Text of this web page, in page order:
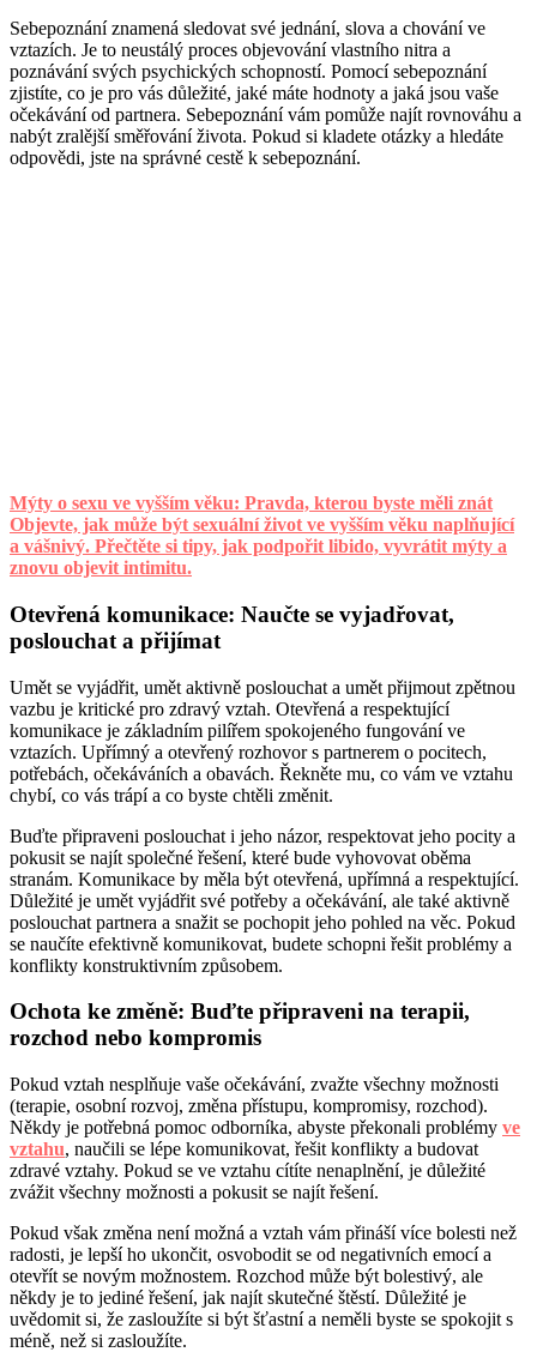
Sebepoznání znamená sledovat své jednání, slova a chování ve
vztazích. Je to neustálý proces objevování vlastního nitra a
poznávání svých psychických schopností. Pomocí sebepoznání
zjistíte, co je pro vás důležité, jaké máte hodnoty a jaká jsou vaše
očekávání od partnera. Sebepoznání vám pomůže najít rovnováhu a
nabýt zralější směřování života. Pokud si kladete otázky a hledáte
odpovědi, jste na správné cestě k sebepoznání.
Mýty o sexu ve vyšším věku: Pravda, kterou byste měli znát
Objevte, jak může být sexuální život ve vyšším věku naplňující
a vášnivý. Přečtěte si tipy, jak podpořit libido, vyvrátit mýty a
znovu objevit intimitu.
Otevřená komunikace: Naučte se vyjadřovat,
poslouchat a přijímat
Umět se vyjádřit, umět aktivně poslouchat a umět přijmout zpětnou
vazbu je kritické pro zdravý vztah. Otevřená a respektující
komunikace je základním pilířem spokojeného fungování ve
vztazích. Upřímný a otevřený rozhovor s partnerem o pocitech,
potřebách, očekáváních a obavách. Řekněte mu, co vám ve vztahu
chybí, co vás trápí a co byste chtěli změnit.
Buďte připraveni poslouchat i jeho názor, respektovat jeho pocity a
pokusit se najít společné řešení, které bude vyhovovat oběma
stranám. Komunikace by měla být otevřená, upřímná a respektující.
Důležité je umět vyjádřit své potřeby a očekávání, ale také aktivně
poslouchat partnera a snažit se pochopit jeho pohled na věc. Pokud
se naučíte efektivně komunikovat, budete schopni řešit problémy a
konflikty konstruktivním způsobem.
Ochota ke změně: Buďte připraveni na terapii,
rozchod nebo kompromis
Pokud vztah nesplňuje vaše očekávání, zvažte všechny možnosti
(terapie, osobní rozvoj, změna přístupu, kompromisy, rozchod).
Někdy je potřebná pomoc odborníka, abyste překonali problémy ve
vztahu, naučili se lépe komunikovat, řešit konflikty a budovat
zdravé vztahy. Pokud se ve vztahu cítíte nenaplnění, je důležité
zvážit všechny možnosti a pokusit se najít řešení.
Pokud však změna není možná a vztah vám přináší více bolesti než
radosti, je lepší ho ukončit, osvobodit se od negativních emocí a
otevřít se novým možnostem. Rozchod může být bolestivý, ale
někdy je to jediné řešení, jak najít skutečné štěstí. Důležité je
uvědomit si, že zasloužíte si být šťastní a neměli byste se spokojit s
méně, než si zasloužíte.